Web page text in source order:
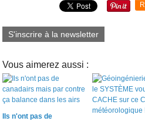
S'inscrire à la newsletter
Vous aimerez aussi :
Ils n'ont pas de